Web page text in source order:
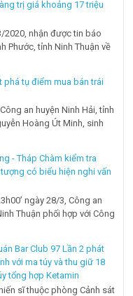
trị giá khoảng 17 triệu
2020, nhận được tin báo
Phước, tỉnh Ninh Thuận về
phá tụ điểm mua bán trái
an huyện Ninh Hải, tỉnh
Hoàng Út Minh, sinh
- Tháp Chàm kiểm tra
có biểu hiện nghi vấn
ngày 28/3, Công an
Thuận phối hợp với Công
Bar Club 97 Lần 2 phát
với ma túy và thu giữ 18
tổng hợp Ketamin
sĩ thuộc phòng Cảnh sát